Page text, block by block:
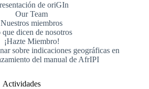
de oriGIn
Our Team
Nuestros miembros
dicen de nosotros
¡Hazte Miembro!
sobre indicaciones geográficas en
del manual de AfrIPI
Actividades